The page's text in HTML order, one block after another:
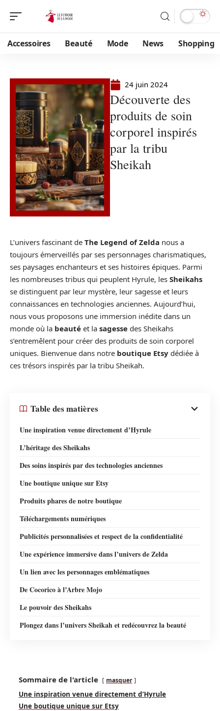
Accessoires Beauté Mode News Shopping
24 juin 2024
Découverte des
produits de soin
corporel inspirés
par la tribu
Sheikah
L’univers fascinant de The Legend of Zelda nous a
toujours émerveillés par ses personnages charismatiques,
ses paysages enchanteurs et ses histoires épiques. Parmi
les nombreuses tribus qui peuplent Hyrule, les Sheikahs
se distinguent par leur mystère, leur sagesse et leurs
connaissances en technologies anciennes. Aujourd’hui,
nous vous proposons une immersion inédite dans un
monde où la beauté et la sagesse des Sheikahs
s’entremêlent pour créer des produits de soin corporel
uniques. Bienvenue dans notre boutique Etsy dédiée à
ces trésors inspirés par la tribu Sheikah.
Table des matières
Une inspiration venue directement d’Hyrule
L’héritage des Sheikahs
Des soins inspirés par des technologies anciennes
Une boutique unique sur Etsy
Produits phares de notre boutique
Téléchargements numériques
Publicités personnalisées et respect de la confidentialité
Une expérience immersive dans l’univers de Zelda
Un lien avec les personnages emblématiques
De Cocorico à l’Arbre Mojo
Le pouvoir des Sheikahs
Plongez dans l’univers Sheikah et redécouvrez la beauté
Sommaire de l'article masquer
Une inspiration venue directement d’Hyrule
Une boutique unique sur Etsy